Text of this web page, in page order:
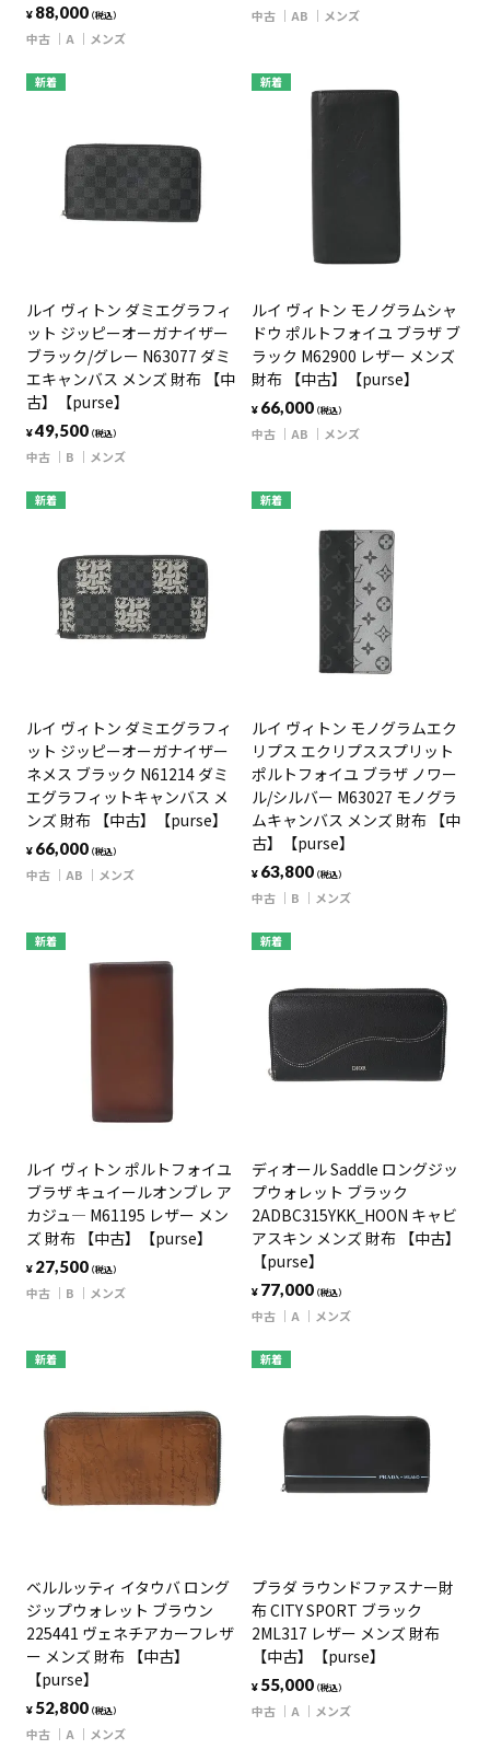
¥ 88,000（税込）
中古 A メンズ
中古 AB メンズ
新着
ルイ ヴィトン ダミエグラフィ
ット ジッピーオーガナイザー
ブラック/グレー N63077 ダミ
エキャンバス メンズ 財布 【中
古】【purse】
¥49,500（税込）
中古 B メンズ
新着
ルイ ヴィトン モノグラムシャ
ドウ ポルトフォイユ ブラザ ブ
ラック M62900 レザー メンズ
財布 【中古】【purse】
¥ 66,000（税込）
中古 AB メンズ
新着
ルイ ヴィトン ダミエグラフィ
ット ジッピーオーガナイザー
ネメス ブラック N61214 ダミ
エグラフィットキャンバス メ
ンズ 財布 【中古】【purse】
¥ 66,000（税込）
中古 AB メンズ
新着
ルイ ヴィトン モノグラムエク
リプス エクリプススプリット
ポルトフォイユ ブラザ ノワー
ル/シルバー M63027 モノグラ
ムキャンバス メンズ 財布 【中
古】【purse】
¥ 63,800（税込）
中古 B メンズ
新着
ルイ ヴィトン ポルトフォイユ
ブラザ キュイールオンブレ ア
カジュ― M61195 レザー メン
ズ 財布 【中古】【purse】
¥ 27,500（税込）
中古 B メンズ
新着
ディオール Saddle ロングジッ
プウォレット ブラック
2ADBC315YKK_HOON キャビ
アスキン メンズ 財布 【中古】
【purse】
¥ 77,000（税込）
中古 A メンズ
新着
ベルルッティ イタウバ ロング
ジップウォレット ブラウン
225441 ヴェネチアカーフレザ
ー メンズ 財布 【中古】
【purse】
¥ 52,800（税込）
中古 A メンズ
新着
プラダ ラウンドファスナー財
布 CITY SPORT ブラック
2ML317 レザー メンズ 財布
【中古】【purse】
¥ 55,000（税込）
中古 A メンズ